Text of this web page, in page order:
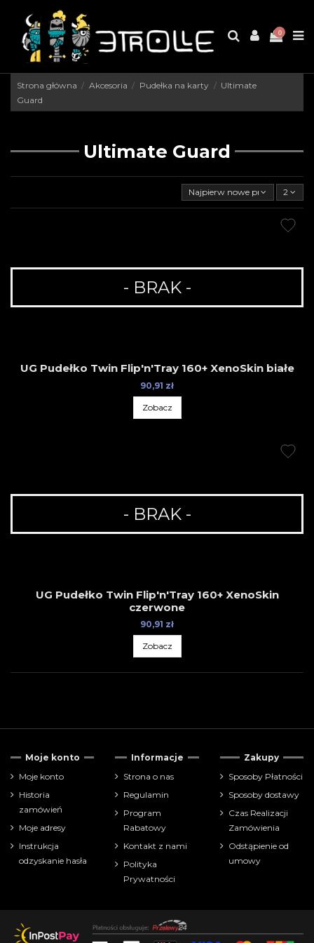
0
Strona główna Akcesoria Pudełka na karty
Ultimate
Guard
Ultimate Guard
Najpierw nowe produkty2
- BRAK -
UG Pudełko Twin Flip'n'Tray 160+ XenoSkin białe
90,91 zł
Zobacz
- BRAK -
UG Pudełko Twin Flip'n'Tray 160+ XenoSkin
czerwone
90,91 zł
Zobacz
zł
Pokaż tylko
akcesoria
Producenci
Moje konto
Moje konto
Historia
zamówień
Moje adresy
Instrukcja
odzyskanie hasła
Informacje
Strona o nas
Regulamin
Program
Rabatowy
Kontakt z nami
Polityka
Prywatności
Zakupy
Sposoby Płatności
Sposoby dostawy
Czas Realizacji
Zamówienia
Odstąpienie od
umowy